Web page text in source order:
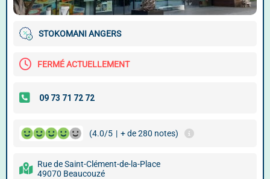
STOKOMANI ANGERS
FERMÉ ACTUELLEMENT
(4.0/5 | + de 280 notes)
Rue de Saint-Clément-de-la-Place
49070 Beaucouzé